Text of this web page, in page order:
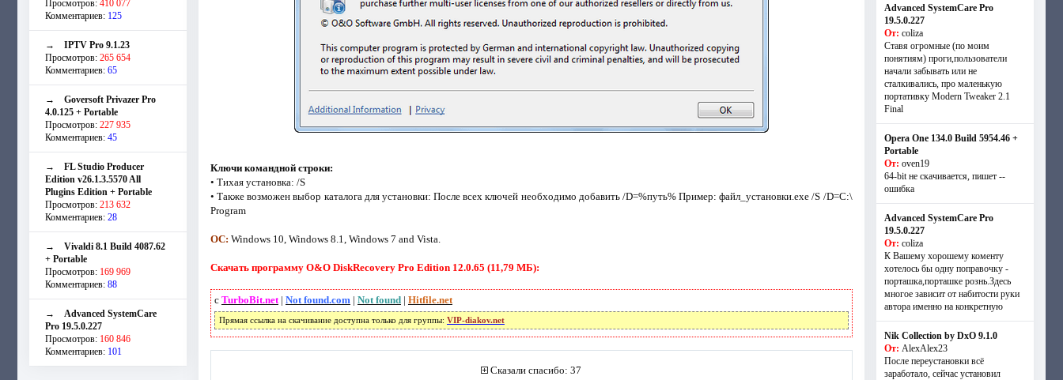
Просмотров: 410 077
Комментариев: 125
→ IPTV Pro 9.1.23
Просмотров: 265 654
Комментариев: 65
→ Goversoft Privazer Pro
4.0.125 + Portable
Просмотров: 227 935
Комментариев: 45
→ FL Studio Producer
Edition v26.1.3.5570 All
Plugins Edition + Portable
Просмотров: 213 632
Комментариев: 28
→ Vivaldi 8.1 Build 4087.62
+ Portable
Просмотров: 169 969
Комментариев: 88
→ Advanced SystemCare
Pro 19.5.0.227
Просмотров: 160 846
Комментариев: 101
Ключи командной строки:
• Тихая установка: /S
• Также возможен выбор каталога для установки: После всех ключей необходимо добавить /D=%путь% Пример: файл_установки.exe /S /D=C:\
Program
ОС: Windows 10, Windows 8.1, Windows 7 and Vista.
Скачать программу O&O DiskRecovery Pro Edition 12.0.65 (11,79 МБ):
с TurboBit.net| Not found.com| Not found| Hitfile.net
Прямая ссылка на скачивание доступна только для группы: VIP-diakov.net
Сказали спасибо: 37
Advanced SystemCare Pro
19.5.0.227
От: coliza
Ставя огромные (по моим
понятиям) проги,пользователи
начали забывать или не
сталкивались, про маленькую
портативку Modern Tweaker 2.1
Final
Opera One 134.0 Build 5954.46 +
Portable
От: oven19
64-bit не скачивается, пишет --
ошибка
Advanced SystemCare Pro
19.5.0.227
От: coliza
К Вашему хорошему коменту
хотелось бы одну поправочку -
порташка,порташке рознь.Здесь
многое зависит от набитости руки
автора именно на конкретную
Nik Collection by DxO 9.1.0
От: AlexAlex23
После переустановки всё
заработало, сейчас установил